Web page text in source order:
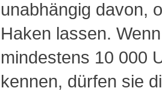
unabhängig davon,
Haken lassen.
mindestens 10 000
kennen, dürfen sie